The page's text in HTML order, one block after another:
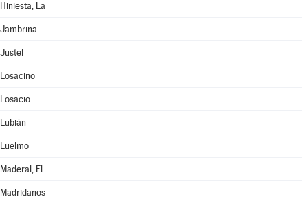
Hiniesta, La
Jambrina
Justel
Losacino
Losacio
Lubián
Luelmo
Maderal, El
Madridanos